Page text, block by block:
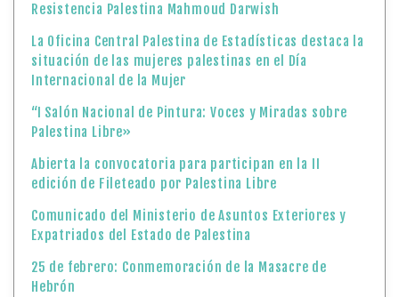
Resistencia Palestina Mahmoud Darwish
La Oficina Central Palestina de Estadísticas destaca la
situación de las mujeres palestinas en el Día
Internacional de la Mujer
“I Salón Nacional de Pintura: Voces y Miradas sobre
Palestina Libre»
Abierta la convocatoria para participan en la II
edición de Fileteado por Palestina Libre
Comunicado del Ministerio de Asuntos Exteriores y
Expatriados del Estado de Palestina
25 de febrero: Conmemoración de la Masacre de
Hebrón